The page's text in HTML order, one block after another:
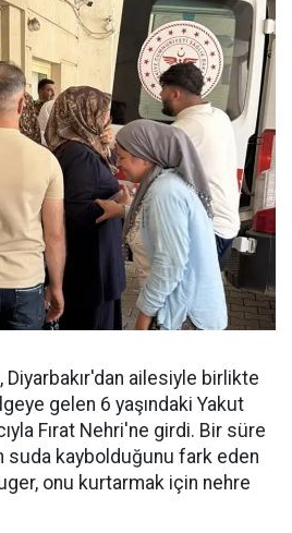
ailesiyle birlikte
gelen 6 yaşındaki Yakut
Fırat Nehri'ne girdi. Bir süre
kaybolduğunu fark eden
onu kurtarmak için nehre